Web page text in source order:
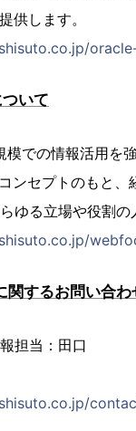
供します。
いて
模での情報活用を
ンセプトのもと
ゆる立場や役割の
するお問い合わ
担当：田口